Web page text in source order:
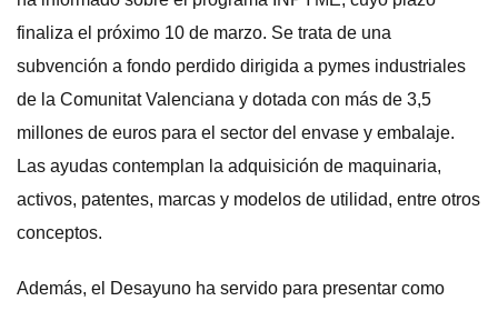
finaliza el próximo 10 de marzo. Se trata de una
subvención a fondo perdido dirigida a pymes industriales
de la Comunitat Valenciana y dotada con más de 3,5
millones de euros para el sector del envase y embalaje.
Las ayudas contemplan la adquisición de maquinaria,
activos, patentes, marcas y modelos de utilidad, entre otros
conceptos.
Además, el Desayuno ha servido para presentar como